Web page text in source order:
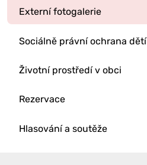
Externí fotogalerie
Sociálně právní ochrana dětí
Životní prostředí v obci
Rezervace
Hlasování a soutěže